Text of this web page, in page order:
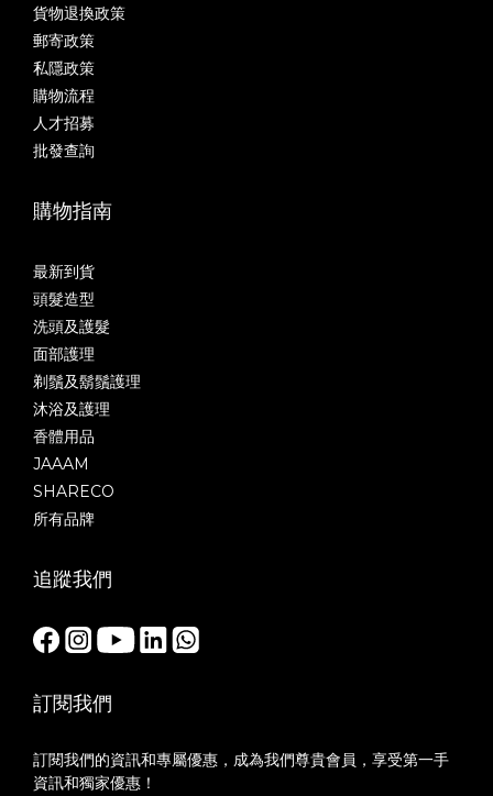
貨物退換政策
郵寄政策
私隱政策
購物流程
人才招募
批發查詢
購物指南
最新到貨
頭髮造型
洗頭及護髮
面部護理
剃鬚及鬍鬚護理
沐浴及護理
香體用品
JAAAM
SHARECO
所有品牌
追蹤我們
訂閱我們
訂閱我們的資訊和專屬優惠，成為我們尊貴會員，享受第一手
資訊和獨家優惠！